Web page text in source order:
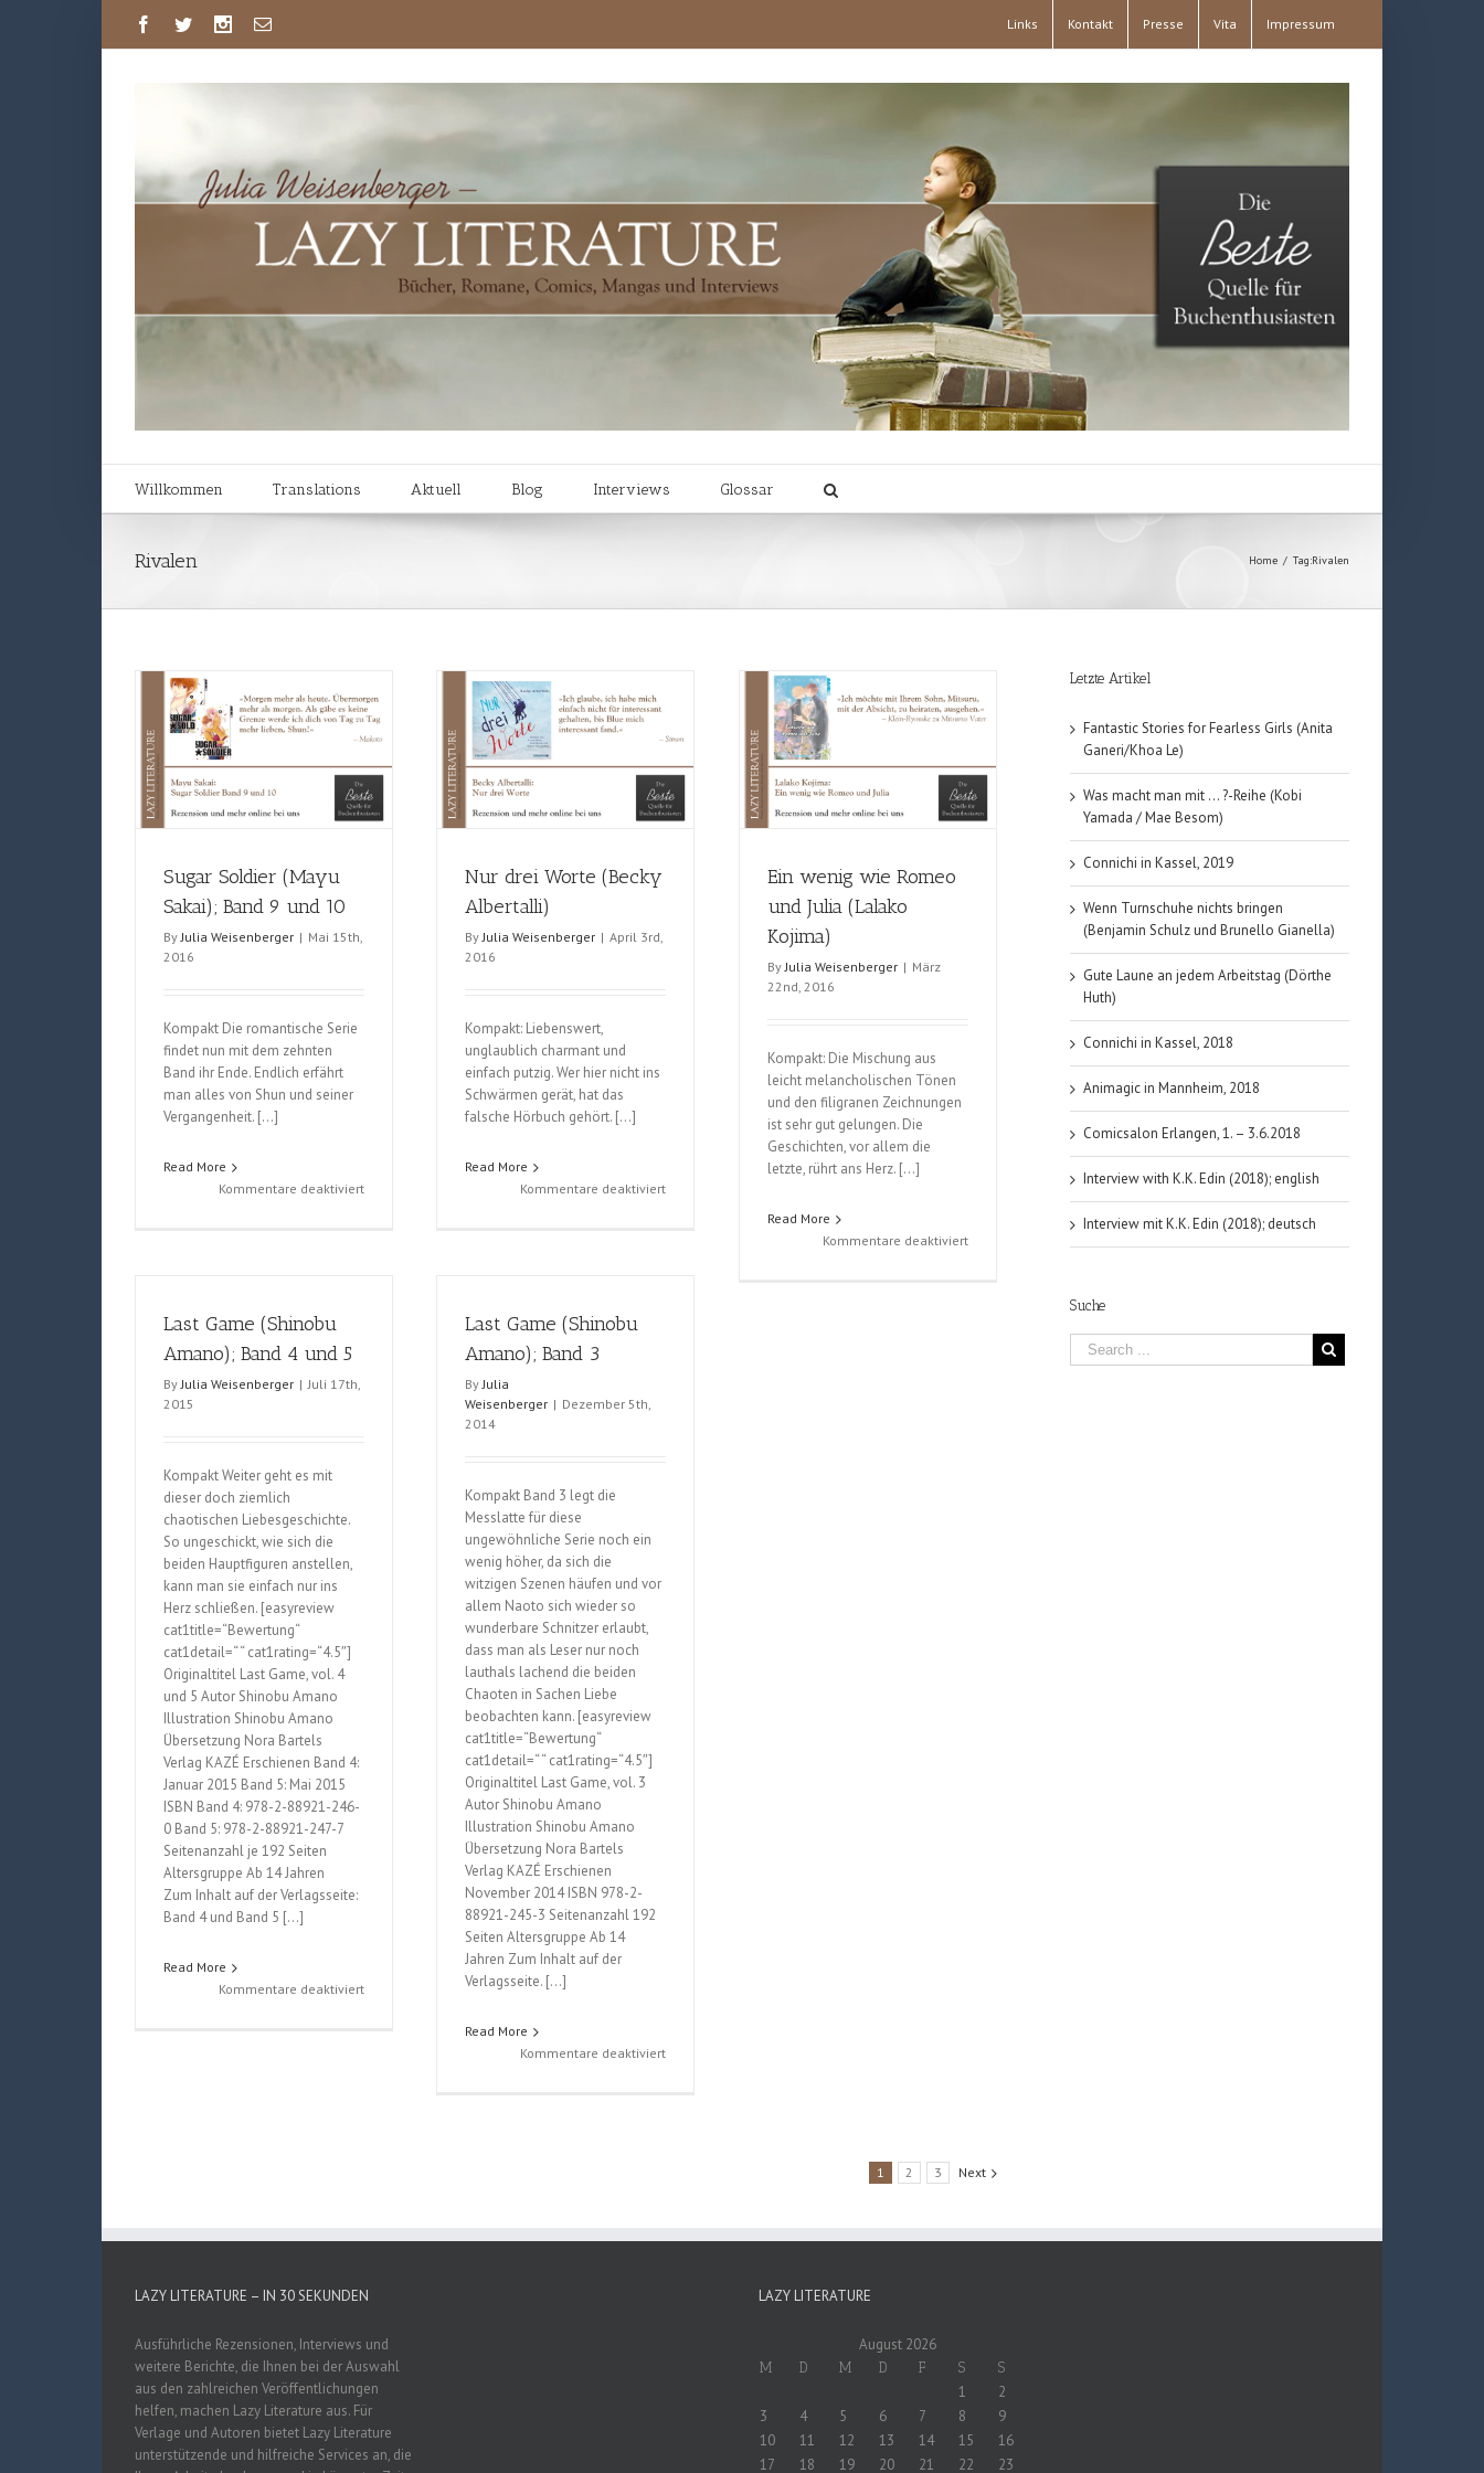
Links Kontakt Presse Vita Impressum
Willkommen Translations Aktuell Blog Interviews Glossar
Rivalen Home / Tag:Rivalen
Sugar Soldier (Mayu
Sakai); Band 9 und 10
ByJulia Weisenberger | Mai 15th,
2016
Kompakt Die romantische Serie
findet nun mit dem zehnten
Band ihr Ende. Endlich erfährt
man alles von Shun und seiner
Vergangenheit. […]
Read More
Kommentare deaktiviertfür
Nur drei Worte (Becky
Albertalli)
ByJulia Weisenberger | April 3rd,
2016
Kompakt: Liebenswert,
unglaublich charmant und
einfach putzig. Wer hier nicht ins
Schwärmen gerät, hat das
falsche Hörbuch gehört. […]
Read More
Kommentare deaktiviertfür
Ein wenig wie Romeo
und Julia (Lalako
Kojima)
ByJulia Weisenberger | März
22nd, 2016
Kompakt: Die Mischung aus
leicht melancholischen Tönen
und den filigranen Zeichnungen
ist sehr gut gelungen. Die
Geschichten, vor allem die
letzte, rührt ans Herz. […]
Read More
Kommentare deaktiviertfür
Last Game (Shinobu
Amano); Band 4 und 5
By Julia Weisenberger | Juli 17th,
2015
Kompakt Weiter geht es mit
dieser doch ziemlich
chaotischen Liebesgeschichte.
So ungeschickt, wie sich die
beiden Hauptfiguren anstellen,
kann man sie einfach nur ins
Herz schließen. [easyreview
cat1title=“Bewertung“
cat1detail=“ “ cat1rating=“4.5″]
Originaltitel Last Game, vol. 4
und 5 Autor Shinobu Amano
Illustration Shinobu Amano
Übersetzung Nora Bartels
Verlag KAZÉ Erschienen Band 4:
Januar 2015 Band 5: Mai 2015
ISBN Band 4: 978-2-88921-246-
0 Band 5: 978-2-88921-247-7
Seitenanzahl je 192 Seiten
Altersgruppe Ab 14 Jahren
Zum Inhalt auf der Verlagsseite:
Band 4 und Band 5 […]
Read More
Kommentare deaktiviertfür
Last Game (Shinobu
Amano); Band 3
By Julia
Weisenberger | Dezember 5th,
2014
Kompakt Band 3 legt die
Messlatte für diese
ungewöhnliche Serie noch ein
wenig höher, da sich die
witzigen Szenen häufen und vor
allem Naoto sich wieder so
wunderbare Schnitzer erlaubt,
dass man als Leser nur noch
lauthals lachend die beiden
Chaoten in Sachen Liebe
beobachten kann. [easyreview
cat1title=“Bewertung“
cat1detail=“ “ cat1rating=“4.5″]
Originaltitel Last Game, vol. 3
Autor Shinobu Amano
Illustration Shinobu Amano
Übersetzung Nora Bartels
Verlag KAZÉ Erschienen
November 2014 ISBN 978-2-
88921-245-3 Seitenanzahl 192
Seiten Altersgruppe Ab 14
Jahren Zum Inhalt auf der
Verlagsseite. […]
Read More
Kommentare deaktiviertfür
1 2 3 Next
Letzte Artikel
Fantastic Stories for Fearless Girls (Anita
Ganeri/Khoa Le)
Was macht man mit … ?-Reihe (Kobi
Yamada / Mae Besom)
Connichi in Kassel, 2019
Wenn Turnschuhe nichts bringen
(Benjamin Schulz und Brunello Gianella)
Gute Laune an jedem Arbeitstag (Dörthe
Huth)
Connichi in Kassel, 2018
Animagic in Mannheim, 2018
Comicsalon Erlangen, 1. – 3.6.2018
Interview with K.K. Edin (2018); english
Interview mit K.K. Edin (2018); deutsch
Suche
LAZY LITERATURE – IN 30 SEKUNDEN
Ausführliche Rezensionen, Interviews und
weitere Berichte, die Ihnen bei der Auswahl
aus den zahlreichen Veröffentlichungen
helfen, machen Lazy Literature aus. Für
Verlage und Autoren bietet Lazy Literature
unterstützende und hilfreiche Services an, die
LAZY LITERATURE
August 2026
M D M D F S S
1
2
3
4 5 6 7 8
9
10
11 12 13 14 15
16
17
18 19 20 21 22 23